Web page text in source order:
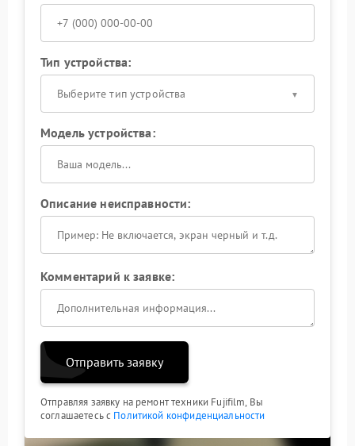
Тип устройства:
Выберите тип устройства
Модель устройства:
Описание неисправности:
Комментарий к заявке:
Отправить заявку
Отправляя заявку на ремонт техники Fujifilm, Вы
соглашаетесь с Политикой конфиденциальности